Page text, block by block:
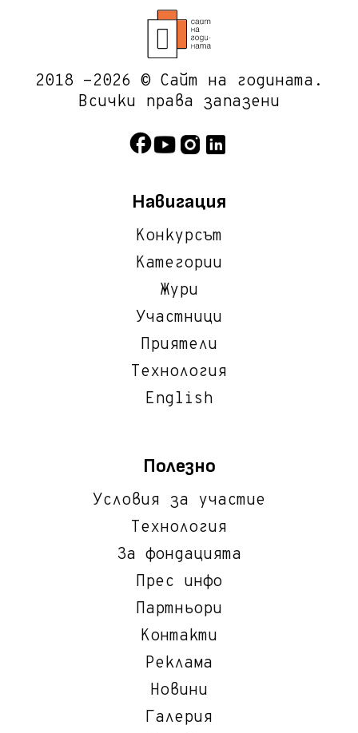
2018 -2026 © Сайт на годината.
Всички права запазени
Навигация
Конкурсът
Категории
Жури
Участници
Приятели
Технология
English
Полезно
Условия за участие
Технология
За фондацията
Прес инфо
Партньори
Контакти
Реклама
Новини
Галерия